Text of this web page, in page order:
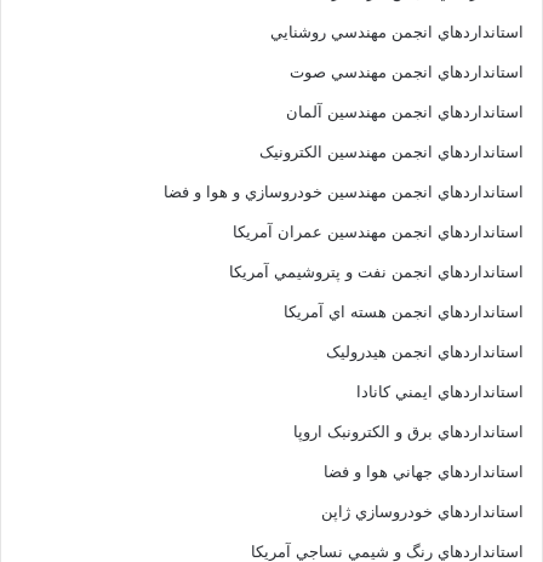
استانداردهاي انجمن مهندسي روشنايي
استانداردهاي انجمن مهندسي صوت
استانداردهاي انجمن مهندسين آلمان
استانداردهاي انجمن مهندسين الکترونيک
استانداردهاي انجمن مهندسين خودروسازي و هوا و فضا
استانداردهاي انجمن مهندسين عمران آمريکا
استانداردهاي انجمن نفت و پتروشيمي آمريکا
استانداردهاي انجمن هسته اي آمريکا
استانداردهاي انجمن هيدروليک
استانداردهاي ايمني کانادا
استانداردهاي برق و الکترونبک اروپا
استانداردهاي جهاني هوا و فضا
استانداردهاي خودروسازي ژاپن
استانداردهاي رنگ و شيمي نساجي آمريکا